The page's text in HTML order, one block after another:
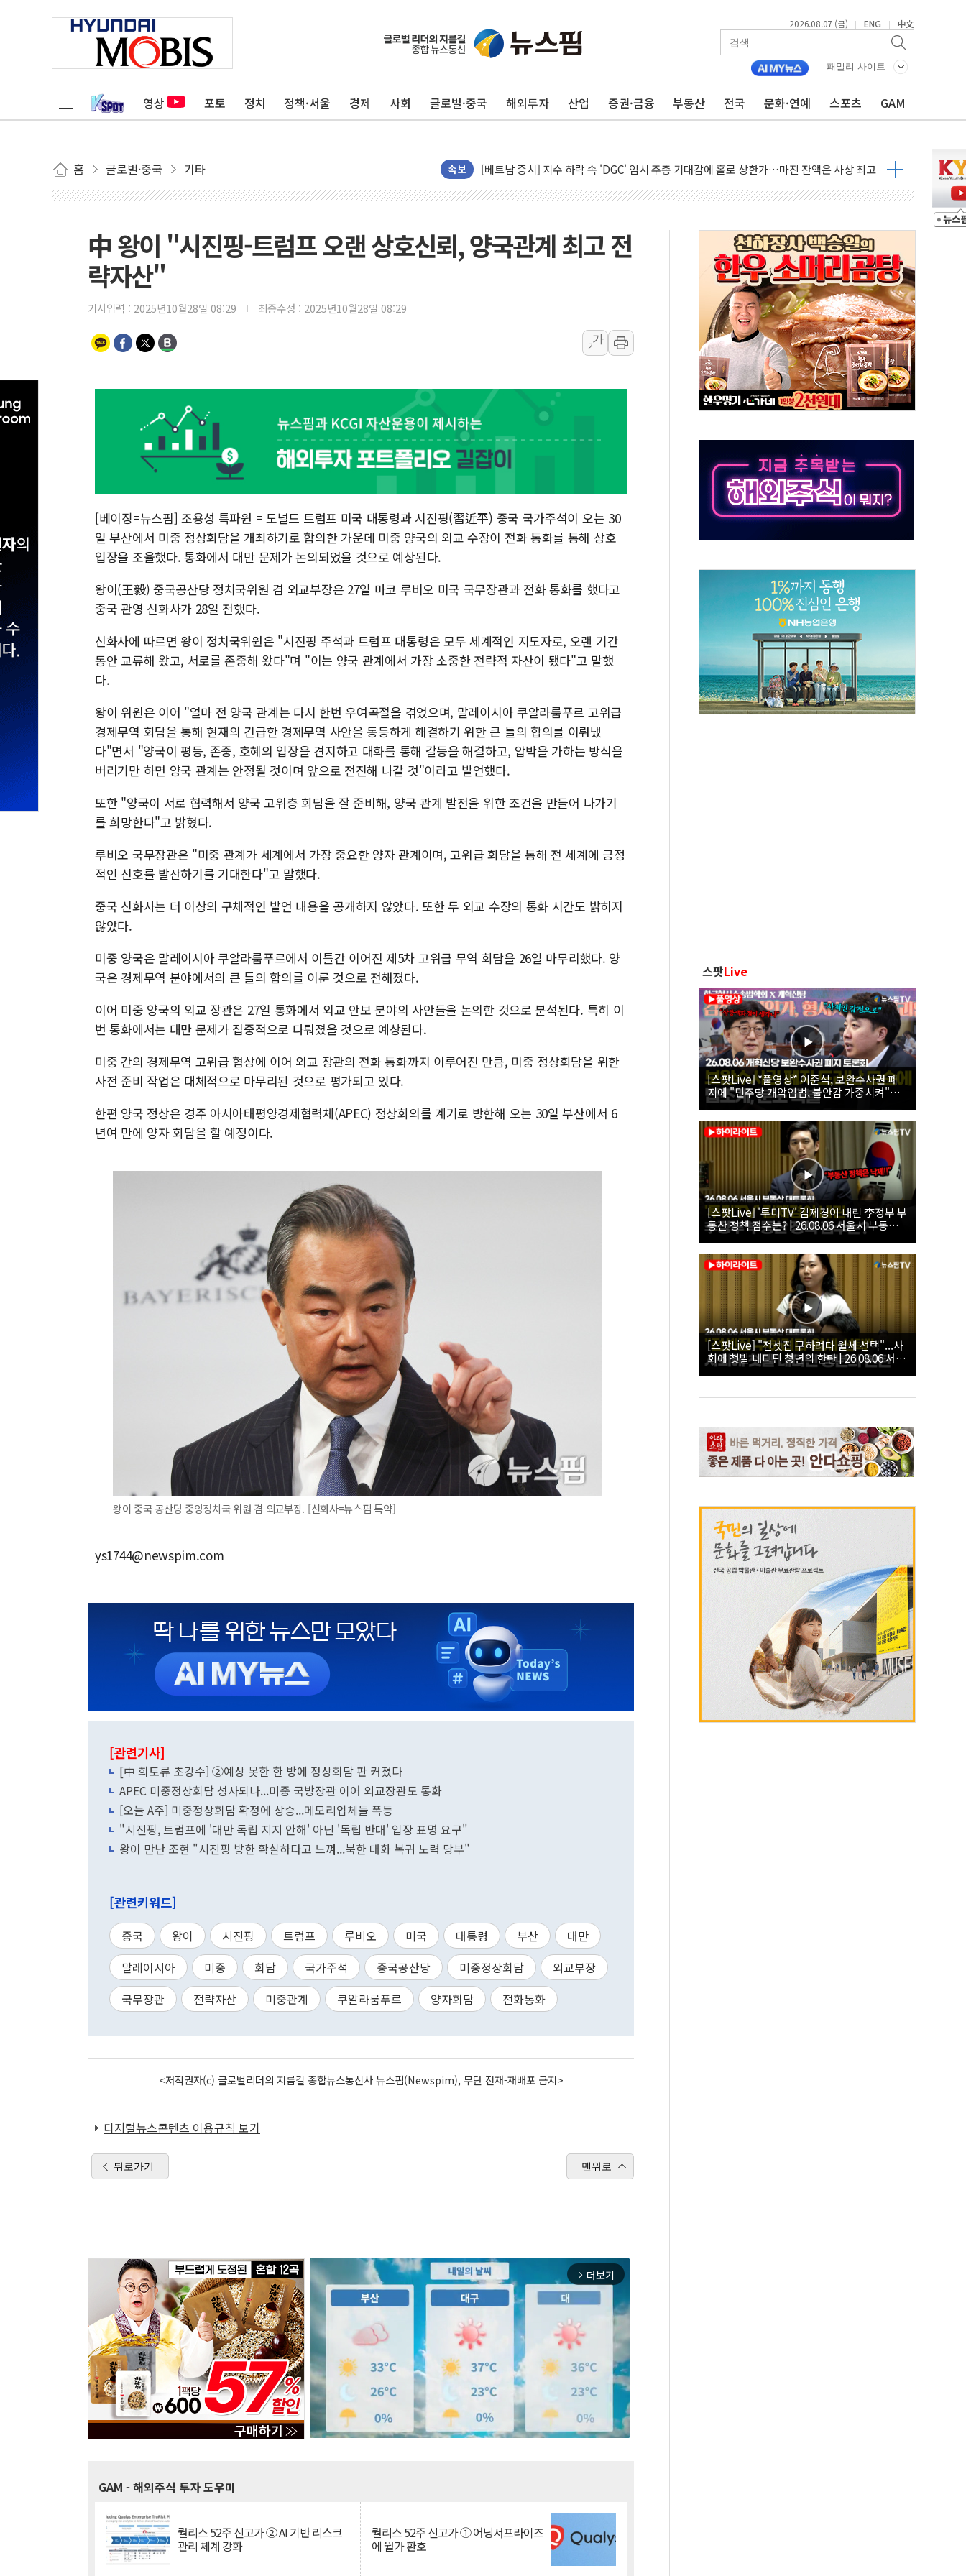
2026.08.07 (금) | ENG | 中文
패밀리 사이트
영상 포토 정치 정책·서울 경제 사회 글로벌·중국 해외투자 산업 증권·금융 부동산 전국 문화·연예 스포츠 GAM
홈 글로벌·중국 기타 속보
리투아니아 국방 "러, 우크라 드론으로 나토 회원국 공격 검토… 거짓 깃발 작전"
구광모, 내주 실리콘밸리서 젠슨 황 재회…로봇·AI 데이터센터·모빌리티 구체화
김정관 장관 "영업이익 N% 성과급 반대…상법·자본시장법 개정 논의"
뉴욕증시 프리뷰, 미 주가선물 AI주 차익실현 속 혼조세...웨스턴디지털·샌디스크↓
청와대, 북한 단거리 탄도미사일 발사에 긴급 안보 점검회의
금값 7주 만에 최고…美 고용 둔화·호르무즈 재개방 기대에 강세
[인도증시] 중동 긴장 완화에 실적 호조까지, 상승...호실적 보고 기업 상승세 뚜렷
러, 1인칭시점 드론으로 우크라 민간인 '사파리' 공격… 시민들 공포감 극대화 전략
[베트남 증시] 지수 하락 속 'DGC' 임시 주총 기대감에 홀로 상한가…마진 잔액은 사상 최고
'월가의 황제' 다이먼 "금융시장 레버리지 위험수위…숨은 차입이 더 큰 변수"
양주 섬유염색공장서 화재 1명 중상…대응 1단계 진압 중
김정관 산업부 장관 "주 52시간 손봐야, 경쟁상대 中과 비교해야"
해군 1함대 창설 80주년…지역과 함께하는 '선봉'의 대민 봉사
[3보] 북, 원산서 동해로 단거리 탄도미사일 1발 발사… 올해 10번째·42일 만 도발
우크라 드론 전술, 중남미 콜롬비아에 새 안보 위기… 반군·마약카르텔이 습득해 전투 활용
동해해경, 독도 해상서 부유물 감긴 어선 구조
주한미군 "오산기지 누출, 백린 아닌 무해한 표면 부식 물질"
中 왕이 "시진핑-트럼프 오랜 상호신뢰, 양국관계 최고 전
략자산"
기사입력 : 2025년10월28일 08:29 최종수정 : 2025년10월28일 08:29
가
가
[베이징=뉴스핌] 조용성 특파원 = 도널드 트럼프 미국 대통령과 시진핑(習近平) 중국 국가주석이 오는 30
일 부산에서 미중 정상회담을 개최하기로 합의한 가운데 미중 양국의 외교 수장이 전화 통화를 통해 상호
입장을 조율했다. 통화에서 대만 문제가 논의되었을 것으로 예상된다.
왕이(王毅) 중국공산당 정치국위원 겸 외교부장은 27일 마코 루비오 미국 국무장관과 전화 통화를 했다고
중국 관영 신화사가 28일 전했다.
신화사에 따르면 왕이 정치국위원은 "시진핑 주석과 트럼프 대통령은 모두 세계적인 지도자로, 오랜 기간
동안 교류해 왔고, 서로를 존중해 왔다"며 "이는 양국 관계에서 가장 소중한 전략적 자산이 됐다"고 말했
다.
왕이 위원은 이어 "얼마 전 양국 관계는 다시 한번 우여곡절을 겪었으며, 말레이시아 쿠알라룸푸르 고위급
경제무역 회담을 통해 현재의 긴급한 경제무역 사안을 동등하게 해결하기 위한 큰 틀의 합의를 이뤄냈
다"면서 "양국이 평등, 존중, 호혜의 입장을 견지하고 대화를 통해 갈등을 해결하고, 압박을 가하는 방식을
버리기만 하면 양국 관계는 안정될 것이며 앞으로 전진해 나갈 것"이라고 발언했다.
또한 "양국이 서로 협력해서 양국 고위층 회담을 잘 준비해, 양국 관계 발전을 위한 조건을 만들어 나가기
를 희망한다"고 밝혔다.
루비오 국무장관은 "미중 관계가 세계에서 가장 중요한 양자 관계이며, 고위급 회담을 통해 전 세계에 긍정
적인 신호를 발산하기를 기대한다"고 말했다.
중국 신화사는 더 이상의 구체적인 발언 내용을 공개하지 않았다. 또한 두 외교 수장의 통화 시간도 밝히지
않았다.
미중 양국은 말레이시아 쿠알라룸푸르에서 이틀간 이어진 제5차 고위급 무역 회담을 26일 마무리했다. 양
국은 경제무역 분야에서의 큰 틀의 합의를 이룬 것으로 전해졌다.
이어 미중 양국의 외교 장관은 27일 통화에서 외교 안보 분야의 사안들을 논의한 것으로 분석된다. 특히 이
번 통화에서는 대만 문제가 집중적으로 다뤄졌을 것으로 예상된다.
미중 간의 경제무역 고위급 협상에 이어 외교 장관의 전화 통화까지 이루어진 만큼, 미중 정상회담을 위한
사전 준비 작업은 대체적으로 마무리된 것으로 평가되고 있다.
한편 양국 정상은 경주 아시아태평양경제협력체(APEC) 정상회의를 계기로 방한해 오는 30일 부산에서 6
년여 만에 양자 회담을 할 예정이다.
왕이 중국 공산당 중앙정치국 위원 겸 외교부장. [신화사=뉴스핌 특약]
ys1744@newspim.com
[관련기사]
[中 희토류 초강수] ②예상 못한 한 방에 정상회담 판 커졌다
APEC 미중정상회담 성사되나...미중 국방장관 이어 외교장관도 통화
[오늘 A주] 미중정상회담 확정에 상승...메모리업체들 폭등
"시진핑, 트럼프에 '대만 독립 지지 안해' 아닌 '독립 반대' 입장 표명 요구"
왕이 만난 조현 "시진핑 방한 확실하다고 느껴...북한 대화 복귀 노력 당부"
[관련키워드]
중국 왕이 시진핑 트럼프 루비오 미국 대통령 부산
대만
말레이시아
미중 회담 국가주석 중국공산당 미중정상회담
외교부장
국무장관
전략자산 미중관계 쿠알라룸푸르 양자회담 전화통화
<저작권자(c) 글로벌리더의 지름길 종합뉴스통신사 뉴스핌(Newspim), 무단 전재-재배포 금지>
디지털뉴스콘텐츠 이용규칙 보기
뒤로가기 맨위로
arrow_forward_ios 더보기
GAM - 해외주식 투자 도우미
퀄리스 52주 신고가 ② AI 기반 리스크
관리 체계 강화
퀄리스 52주 신고가 ① 어닝서프라이즈
에 월가 환호
스팟Live
[스팟Live] *풀영상* 이준석, 보완수사권 폐
지에 "민주당 개악입법, 불안감 가중시켜"｜
26.08.06 개혁신당 보완수사권 폐지 토론회
[스팟Live] '투미TV' 김제경이 내린 李정부 부
동산 정책 점수는? | 26.08.06 서울시 부동산
대토론회
[스팟Live] "전셋집 구하려다 월세 선택"...사
회에 첫발 내디딘 청년의 한탄 | 26.08.06 서울
시 부동산 대토론회